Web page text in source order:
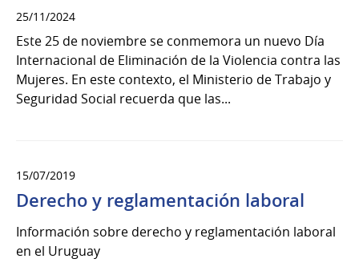
25/11/2024
Este 25 de noviembre se conmemora un nuevo Día
Internacional de Eliminación de la Violencia contra las
Mujeres. En este contexto, el Ministerio de Trabajo y
Seguridad Social recuerda que las...
15/07/2019
Derecho y reglamentación laboral
Información sobre derecho y reglamentación laboral
en el Uruguay